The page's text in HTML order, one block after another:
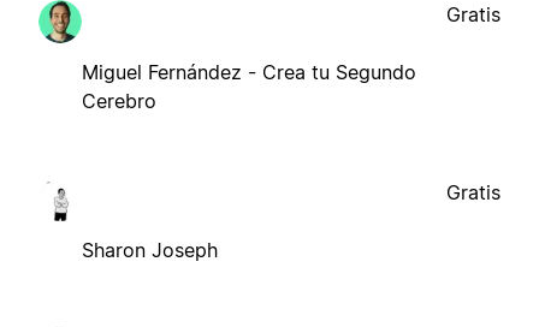
Miguel Fernández - Crea tu Segundo
Cerebro
Gratis
Sharon Joseph
Gratis